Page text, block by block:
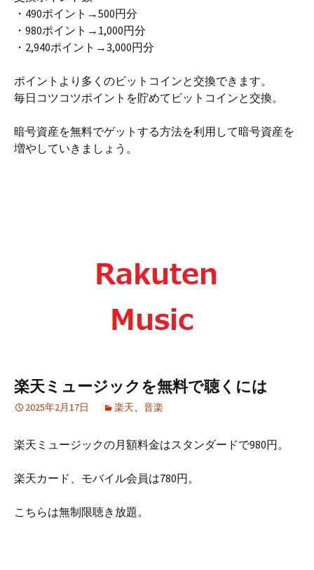
・490ポイント→500円分
・980ポイント→1,000円分
・2,940ポイント→3,000円分
ポイントより多くのビットコインと交換できます。
毎日コツコツポイントを貯めてビットコインと交換。
暗号資産を無料でゲットする方法を利用して暗号資産を
増やしていきましょう。
楽天ミュージックを無料で聴くには
2025年2月17日 楽天、 音楽
楽天ミュージックの月額料金はスタンダードで980円。
楽天カード、モバイル会員は780円。
こちらは無制限聴き放題。